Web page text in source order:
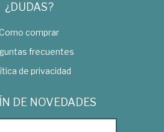
¿DUDAS?
comprar
frecuentes
de privacidad
DE NOVEDADES